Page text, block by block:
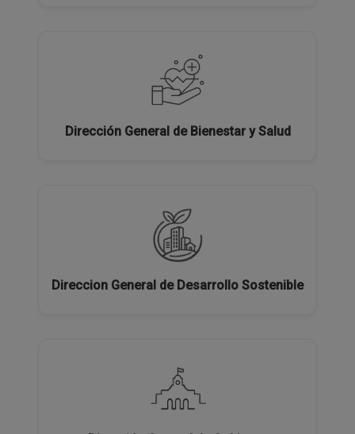
Dirección General de Bienestar y Salud
Direccion General de Desarrollo Sostenible